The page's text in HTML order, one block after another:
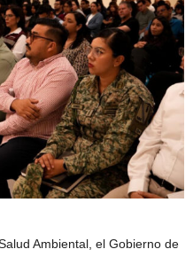
Ambiental, el Gobierno de